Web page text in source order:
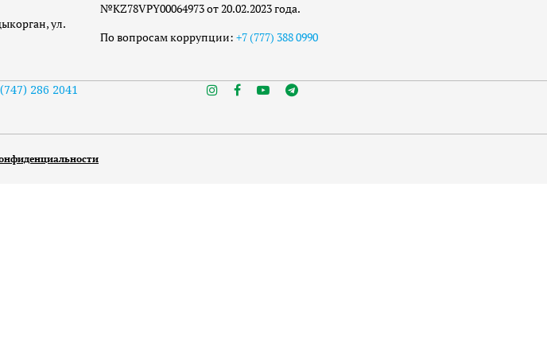
ул.
№KZ78VPY00064973 от 20.02.2023 года.
По вопросам коррупции: +7 (777) 388 0990
286 2041